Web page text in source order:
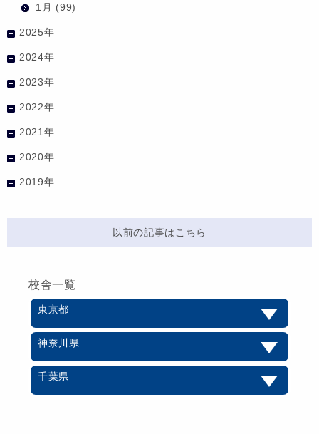
1月 (99)
2025年
2024年
2023年
2022年
2021年
2020年
2019年
以前の記事はこちら
校舎一覧
東京都
神奈川県
千葉県